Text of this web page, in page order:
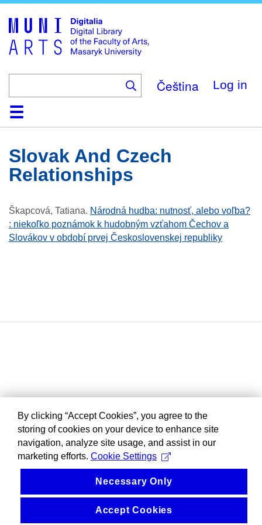
main
content
Čeština Log in
HomeCollections
Browse
Search
About
HelpContactDigitalia
Slovak And Czech
Relationships
Škapcová, Tatiana. Národná hudba: nutnosť, alebo voľba?
: niekoľko poznámok k hudobným vzťahom Čechov a
Slovákov v období prvej Československej republiky
By clicking “Accept Cookies”, you agree to the
storing of cookies on your device to enhance site
navigation, analyze site usage, and assist in our
marketing efforts. Cookie Settings
Necessary Only
Accept Cookies